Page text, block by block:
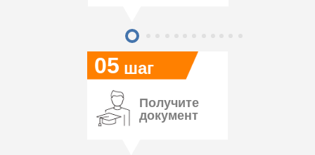
05 шаг
Получите
документ